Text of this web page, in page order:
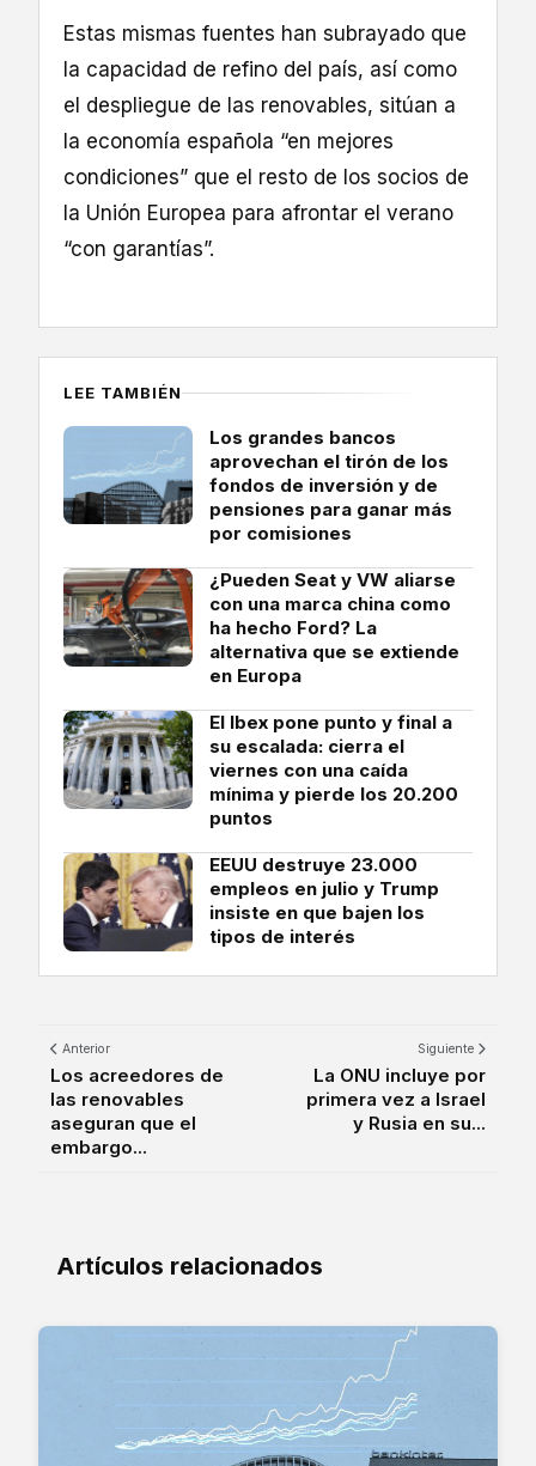
Estas mismas fuentes han subrayado que
la capacidad de refino del país, así como
el despliegue de las renovables, sitúan a
la economía española “en mejores
condiciones” que el resto de los socios de
la Unión Europea para afrontar el verano
“con garantías”.
LEE TAMBIÉN
Los grandes bancos
aprovechan el tirón de los
fondos de inversión y de
pensiones para ganar más
por comisiones
¿Pueden Seat y VW aliarse
con una marca china como
ha hecho Ford? La
alternativa que se extiende
en Europa
El Ibex pone punto y final a
su escalada: cierra el
viernes con una caída
mínima y pierde los 20.200
puntos
EEUU destruye 23.000
empleos en julio y Trump
insiste en que bajen los
tipos de interés
Anterior
Los acreedores de
las renovables
aseguran que el
embargo...
Siguiente
La ONU incluye por
primera vez a Israel
y Rusia en su...
Artículos relacionados